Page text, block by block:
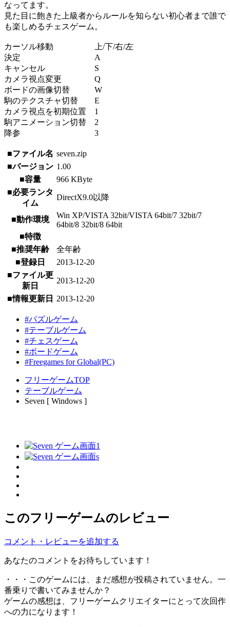
なってます。
見た目に飽きた上級者からルールを知らない初心者まで誰で
も楽しめるチェスゲーム。
カーソル移動 上/下/右/左
決定 A
キャンセル S
カメラ視点変更 Q
ボードの画像切替 W
駒のテクスチャ切替 E
カメラ視点を初期位置 1
駒アニメーション切替 2
降参 3
■ファイル名 seven.zip
■バージョン 1.00
■容量
966 KByte
■必要ランタ
イム
DirectX9.0以降
■動作環境
Win XP/VISTA 32bit/VISTA 64bit/7 32bit/7
64bit/8 32bit/8 64bit
■特徴
■推奨年齢
全年齢
■登録日
2013-12-20
■ファイル更
新日
2013-12-20
■情報更新日 2013-12-20
#パズルゲーム
#テーブルゲーム
#チェスゲーム
#ボードゲーム
#Freegames for Global(PC)
フリーゲームTOP
テーブルゲーム
Seven [ Windows ]
このフリーゲームのレビュー
コメント・レビューを追加する
あなたのコメントをお待ちしています！
・・・このゲームには、まだ感想が投稿されていません。一
番乗りで書いてみませんか？
ゲームの感想は、フリーゲームクリエイターにとって次回作
への力になります！